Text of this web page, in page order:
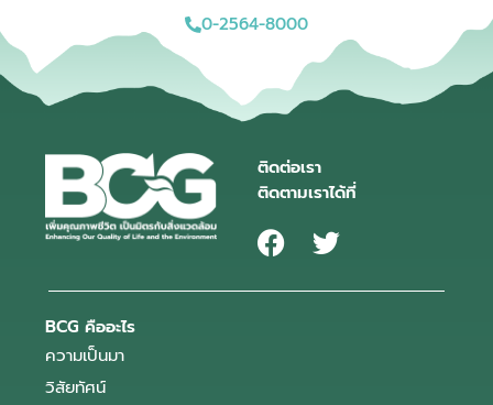
0-2564-8000
ติดต่อเรา
ติดตามเราได้ที่
BCG คืออะไร
ความเป็นมา
วิสัยทัศน์